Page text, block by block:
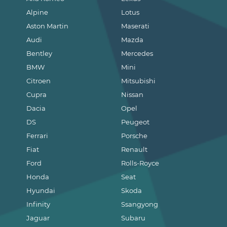
Alpine
Aston Martin
Audi
Bentley
BMW
Citroen
Cupra
Dacia
DS
Ferrari
Fiat
Ford
Honda
Hyundai
Infinity
Jaguar
Lotus
Maserati
Mazda
Mercedes
Mini
Mitsubishi
Nissan
Opel
Peugeot
Porsche
Renault
Rolls-Royce
Seat
Skoda
Ssangyong
Subaru